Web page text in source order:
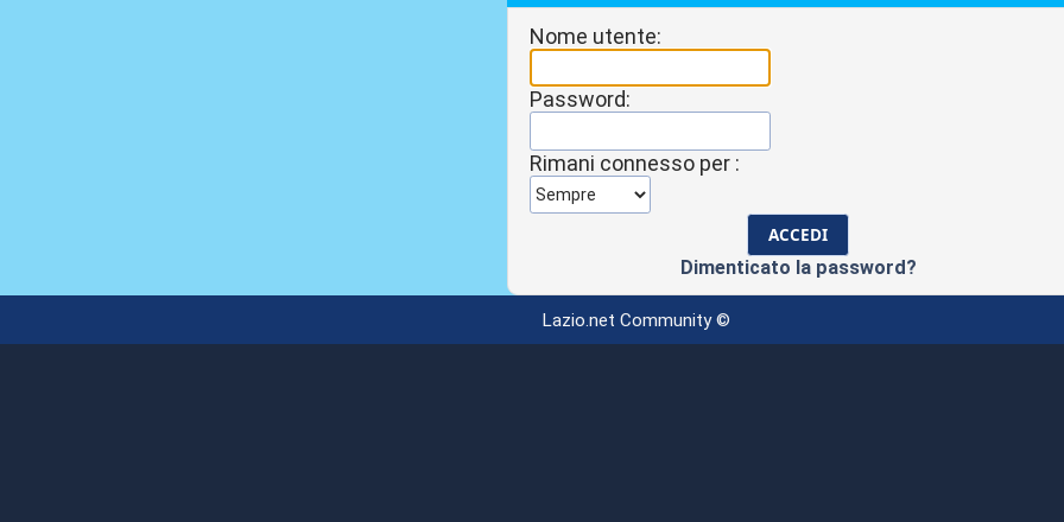
Nome utente:
Password:
Rimani connesso per :
Dimenticato la password?
Lazio.net Community ©